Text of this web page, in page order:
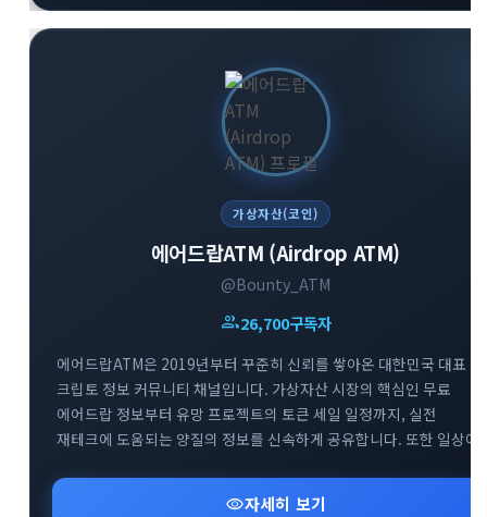
성공적인 투자 전략을 수립해 보세요.
가상자산(코인)
에어드랍ATM (Airdrop ATM)
@Bounty_ATM
group26,700구독자
에어드랍ATM은 2019년부터 꾸준히 신뢰를 쌓아온 대한민국 대표
크립토 정보 커뮤니티 채널입니다. 가상자산 시장의 핵심인 무료
에어드랍 정보부터 유망 프로젝트의 토큰 세일 일정까지, 실전
재테크에 도움되는 양질의 정보를 신속하게 공유합니다. 또한 일상에
소개해 드립니다. 합리적이고 현명한 크립토 투자를 시작하고 싶다면
visibility자세히 보기